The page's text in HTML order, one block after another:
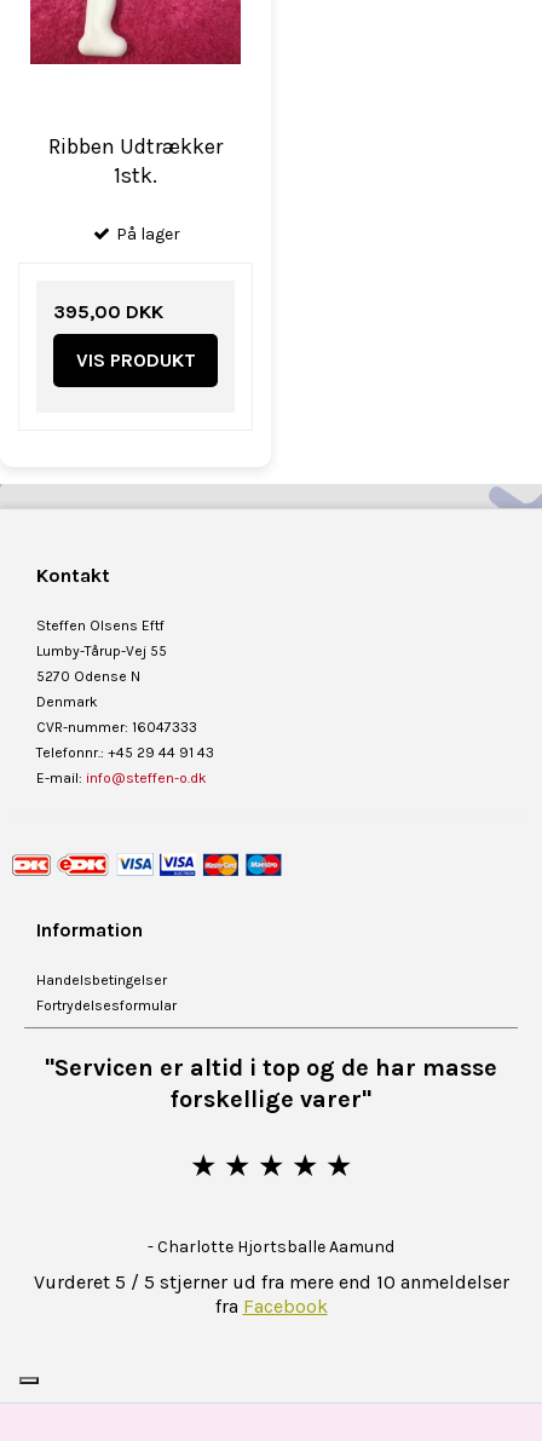
Ribben Udtrækker
1stk.
På lager
395,00 DKK
VIS PRODUKT
Kontakt
Steffen Olsens Eftf
Lumby-Tårup-Vej 55
5270 Odense N
Denmark
CVR-nummer: 16047333
Telefonnr.: +45 29 44 91 43
E-mail: info@steffen-o.dk
Information
Handelsbetingelser
Fortrydelsesformular
"Servicen er altid i top og de har masse
forskellige varer"
★ ★ ★ ★ ★
- Charlotte Hjortsballe Aamund
Vurderet 5 / 5 stjerner ud fra mere end 10 anmeldelser
fra Facebook